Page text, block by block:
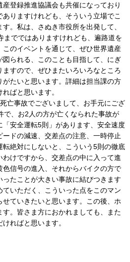
登録推進協議会も共催になっており
りますけれども、そういう立場でこ
。私は、さぬき市役所を出発して、
までではありますけれども、遍路道を
のイベントを通じて、ぜひ世界遺産
られる、このことも目指して、にぎ
すので、ぜひまたいろいろなところ
たいと思います。詳細は担当課の方
ばと思います。
亡事故でございまして、お手元にござ
で、お2人の方が亡くなられた事故が
「安全運転5則」があります、安全速度
ドの減速、交差点の注意、一時停止
絶対にしないと、こういう5則の徹底
けですから、交差点の中に入って進
信号の進入、それからバイクの方で
たことが大きい事故に結びつきます
いただく、こういった点をこのマン
ていきたいと思います。この後、ホ
。皆さま方におかれましても、また
ればと思います。